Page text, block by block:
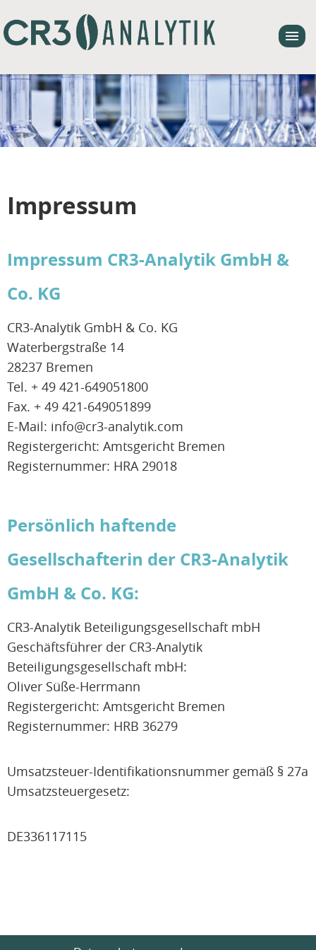
Impressum
Impressum CR3-Analytik GmbH &
Co. KG
CR3-Analytik GmbH & Co. KG
Waterbergstraße 14
28237 Bremen
Tel. + 49 421-649051800
Fax. + 49 421-649051899
E-Mail: info@cr3-analytik.com
Registergericht: Amtsgericht Bremen
Registernummer: HRA 29018
Persönlich haftende
Gesellschafterin der CR3-Analytik
GmbH & Co. KG:
CR3-Analytik Beteiligungsgesellschaft mbH
Geschäftsführer der CR3-Analytik
Beteiligungsgesellschaft mbH:
Oliver Süße-Herrmann
Registergericht: Amtsgericht Bremen
Registernummer: HRB 36279
Umsatzsteuer-Identifikationsnummer gemäß § 27a
Umsatzsteuergesetz:
DE336117115